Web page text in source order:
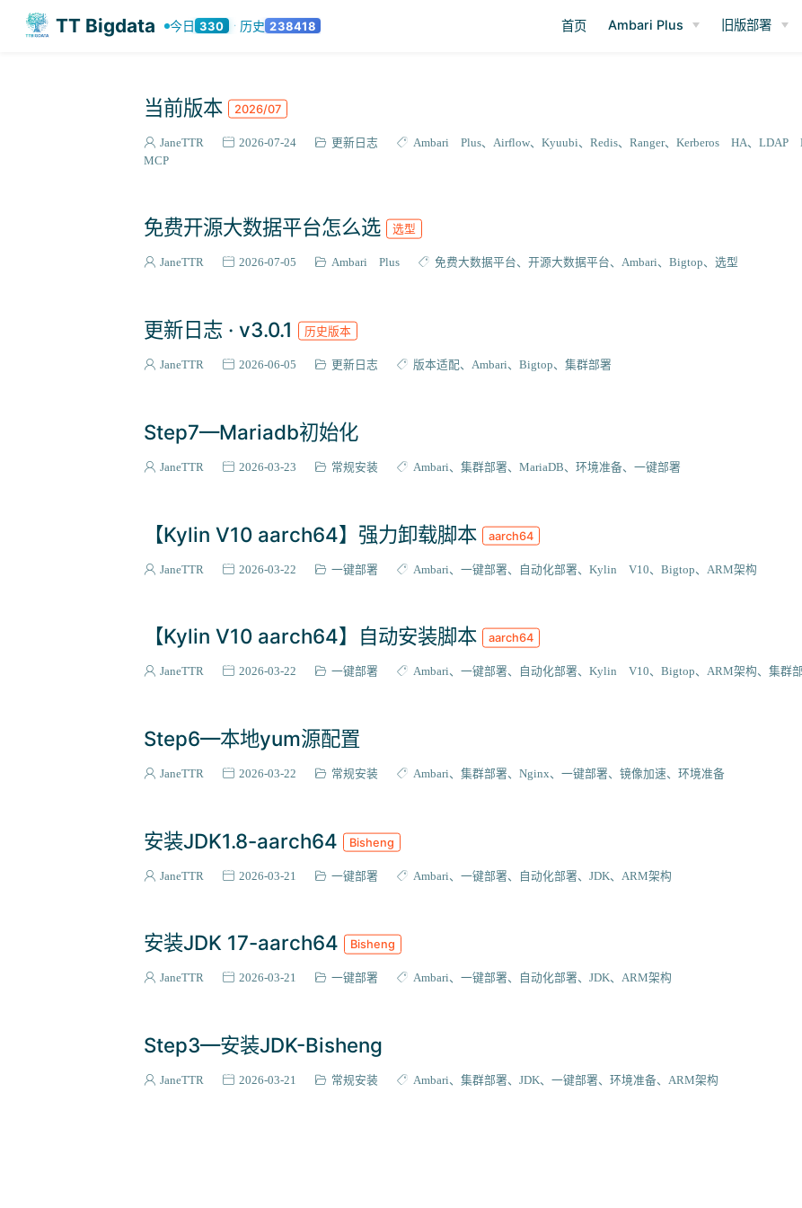
TT Bigdata 今日 330 · 历史 238418 首页 Ambari Plus 旧版部署
当前版本 2026/07
JaneTTR 2026-07-24 更新日志 Ambari Plus Airflow Kyuubi Redis Ranger Kerberos HA
LDAP
MCP
免费开源大数据平台怎么选 选型
JaneTTR 2026-07-05 Ambari Plus 免费大数据平台 开源大数据平台 Ambari Bigtop 选型
更新日志 · v3.0.1 历史版本
JaneTTR 2026-06-05 更新日志 版本适配 Ambari Bigtop 集群部署
Step7—Mariadb初始化
JaneTTR 2026-03-23 常规安装 Ambari 集群部署 MariaDB 环境准备 一键部署
【Kylin V10 aarch64】强力卸载脚本 aarch64
JaneTTR 2026-03-22 一键部署 Ambari 一键部署 自动化部署 Kylin V10 Bigtop ARM架构
【Kylin V10 aarch64】自动安装脚本 aarch64
JaneTTR 2026-03-22 一键部署 Ambari 一键部署 自动化部署 Kylin V10 Bigtop ARM架构 集群
Step6—本地yum源配置
JaneTTR 2026-03-22 常规安装 Ambari 集群部署 Nginx 一键部署 镜像加速 环境准备
安装JDK1.8-aarch64 Bisheng
JaneTTR 2026-03-21 一键部署 Ambari 一键部署 自动化部署 JDK ARM架构
安装JDK 17-aarch64 Bisheng
JaneTTR 2026-03-21 一键部署 Ambari 一键部署 自动化部署 JDK ARM架构
Step3—安装JDK-Bisheng
JaneTTR 2026-03-21 常规安装 Ambari 集群部署 JDK 一键部署 环境准备 ARM架构